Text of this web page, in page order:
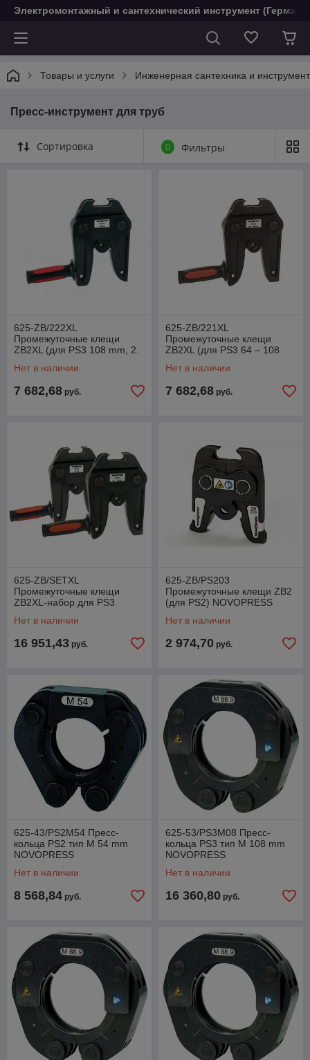
Электромонтажный и сантехнический инструмент
Товары и услуги Инженерная сантехника и
Пресс-инструмент для труб
Сортировка 0 Фильтры
625-ZB/222XL
Промежуточные клещи
ZB2XL (для PS3 108 mm, 2.
Нет в наличии
7 682,68 руб.
625-ZB/221XL
Промежуточные клещи
ZB2XL (для PS3 64 – 108
NOVOPRESS
Нет в наличии
7 682,68 руб.
625-ZB/SETXL
Промежуточные клещи
ZB2XL-набор для PS3
NOVOPRESS
Нет в наличии
16 951,43 руб.
625-ZB/PS203
Промежуточные клещи ZB2
(для PS2) NOVOPRESS
Нет в наличии
2 974,70 руб.
625-43/PS2M54 Пресс-
кольца PS2 тип M 54 mm
NOVOPRESS
Нет в наличии
8 568,84 руб.
625-53/PS3M08 Пресс-
кольца PS3 тип M 108 mm
NOVOPRESS
Нет в наличии
16 360,80 руб.